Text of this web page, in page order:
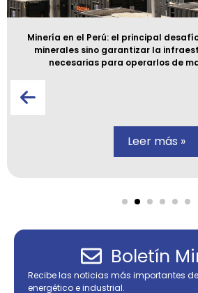
Minería en el Perú: el principal
minerales sino garantizar la
necesarias para operarlos de
Leer más »
Boletín
Recibe las noticias más importantes
energético e industrial.